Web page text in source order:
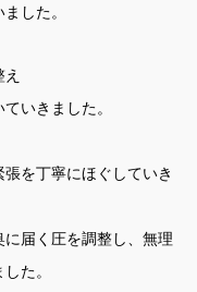
した。
いきました。
を丁寧にほぐしていき
届く圧を調整し、無理
た。